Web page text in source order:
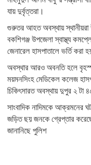
যায় দুর্বৃত্তরা।
গুরুতর আহত অবস্থায় স্থানীয়রা
বকশিগঞ্জ উপজেলা স্বাস্থ্য
জেনারেল হাসপাতালে ভর্তি করা
অবস্থার আরও অবনতি হলে
ময়মনসিংহ মেডিকেল কলেজ
চিকিৎসারত অবস্থায় দুপুর ২ টা
সাংবাদিক নাদিমকে আক্রমনের
জড়িত ছয় জনকে গ্রেপ্তার করেছে
জানানিছে পুলিশ